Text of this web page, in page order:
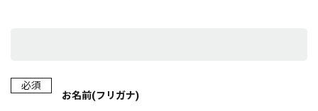
必須
お名前(フリガナ)